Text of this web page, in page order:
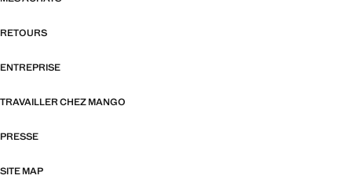
RETOURS
ENTREPRISE
TRAVAILLER CHEZ MANGO
PRESSE
SITE MAP